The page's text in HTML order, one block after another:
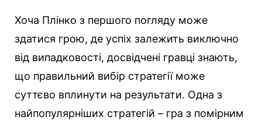
Хоча Плінко з першого погляду може
здатися грою, де успіх залежить виключно
від випадковості, досвідчені гравці знають,
що правильний вибір стратегії може
суттєво вплинути на результати. Одна з
найпопулярніших стратегій – гра з помірним